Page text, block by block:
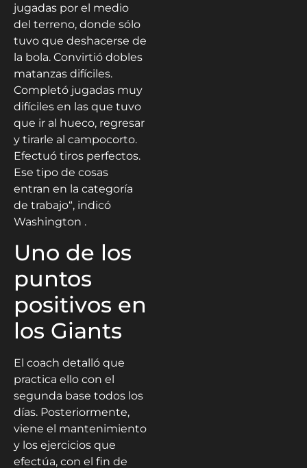
jugadas por el medio
del terreno, donde sólo
tuvo que deshacerse de
la bola. Convirtió dobles
matanzas difíciles.
Completó jugadas muy
difíciles en las que tuvo
que ir al hueco, regresar
y tirarle al campocorto.
Efectuó tiros perfectos.
Ese tipo de cosas
entran en la categoría
de trabajo“, indicó
Washington .
Uno de los
puntos
positivos en
los Giants
El coach detalló que
practica ello con el
segunda base todos los
días. Posteriormente,
viene el mantenimiento
y los ejercicios que
efectúa, con el fin de